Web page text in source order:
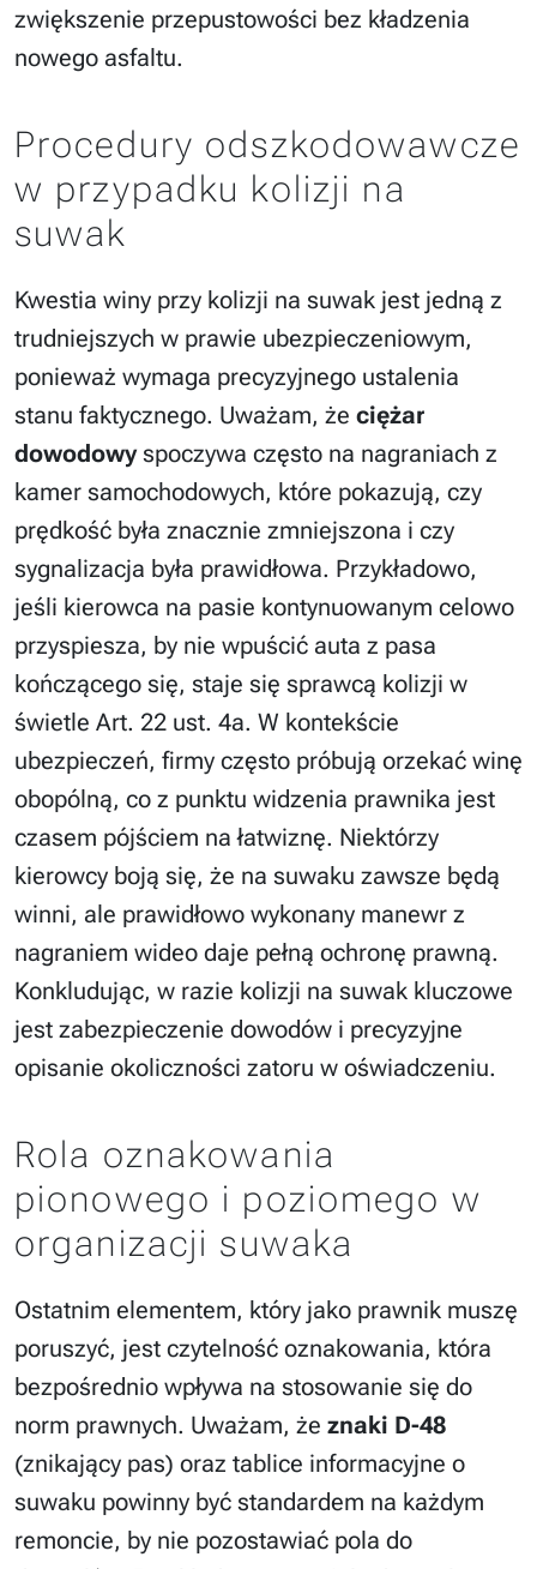
zwiększenie przepustowości bez kładzenia
nowego asfaltu.
Procedury odszkodowawcze
w przypadku kolizji na
suwak
Kwestia winy przy kolizji na suwak jest jedną z
trudniejszych w prawie ubezpieczeniowym,
ponieważ wymaga precyzyjnego ustalenia
stanu faktycznego. Uważam, że ciężar
dowodowy spoczywa często na nagraniach z
kamer samochodowych, które pokazują, czy
prędkość była znacznie zmniejszona i czy
sygnalizacja była prawidłowa. Przykładowo,
jeśli kierowca na pasie kontynuowanym celowo
przyspiesza, by nie wpuścić auta z pasa
kończącego się, staje się sprawcą kolizji w
świetle Art. 22 ust. 4a. W kontekście
ubezpieczeń, firmy często próbują orzekać winę
obopólną, co z punktu widzenia prawnika jest
czasem pójściem na łatwiznę. Niektórzy
kierowcy boją się, że na suwaku zawsze będą
winni, ale prawidłowo wykonany manewr z
nagraniem wideo daje pełną ochronę prawną.
Konkludując, w razie kolizji na suwak kluczowe
jest zabezpieczenie dowodów i precyzyjne
opisanie okoliczności zatoru w oświadczeniu.
Rola oznakowania
pionowego i poziomego w
organizacji suwaka
Ostatnim elementem, który jako prawnik muszę
poruszyć, jest czytelność oznakowania, która
bezpośrednio wpływa na stosowanie się do
norm prawnych. Uważam, że znaki D-48
(znikający pas) oraz tablice informacyjne o
suwaku powinny być standardem na każdym
remoncie, by nie pozostawiać pola do